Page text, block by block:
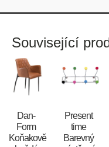
Související
​​​​​Dan-
Form
Koňakově
Present
time
Barevný